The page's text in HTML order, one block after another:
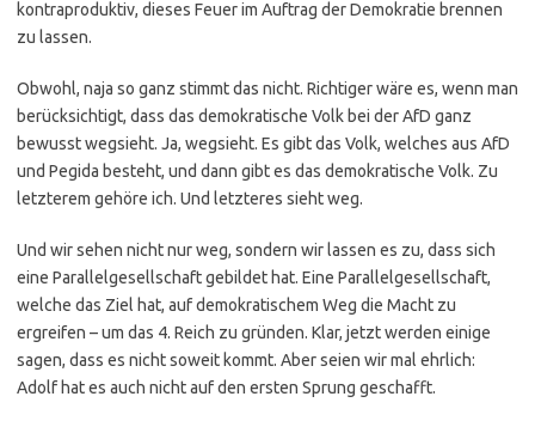
kontraproduktiv, dieses Feuer im Auftrag der Demokratie brennen
zu lassen.
Obwohl, naja so ganz stimmt das nicht. Richtiger wäre es, wenn man
berücksichtigt, dass das demokratische Volk bei der AfD ganz
bewusst wegsieht. Ja, wegsieht. Es gibt das Volk, welches aus AfD
und Pegida besteht, und dann gibt es das demokratische Volk. Zu
letzterem gehöre ich. Und letzteres sieht weg.
Und wir sehen nicht nur weg, sondern wir lassen es zu, dass sich
eine Parallelgesellschaft gebildet hat. Eine Parallelgesellschaft,
welche das Ziel hat, auf demokratischem Weg die Macht zu
ergreifen – um das 4. Reich zu gründen. Klar, jetzt werden einige
sagen, dass es nicht soweit kommt. Aber seien wir mal ehrlich:
Adolf hat es auch nicht auf den ersten Sprung geschafft.